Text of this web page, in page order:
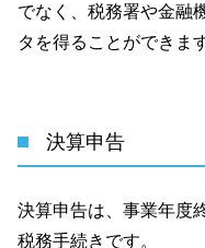
でなく、税務署や金融
タを得ることができま
決算申告
決算申告は、事業年度
税務手続きです。